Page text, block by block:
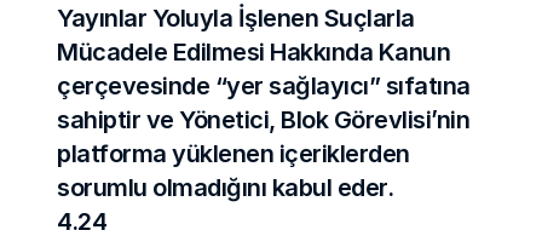
Yayınlar Yoluyla İşlenen Suçlarla
Mücadele Edilmesi Hakkında Kanun
çerçevesinde “yer sağlayıcı” sıfatına
sahiptir ve Yönetici, Blok Görevlisi’nin
platforma yüklenen içeriklerden
sorumlu olmadığını kabul eder.
4.24